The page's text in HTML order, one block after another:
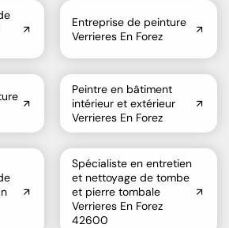
Entreprise de peinture
Verrieres En Forez
Peintre en bâtiment
intérieur et extérieur
Verrieres En Forez
Spécialiste en entretien
et nettoyage de tombe
et pierre tombale
Verrieres En Forez
42600